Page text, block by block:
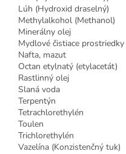
Lúh (Hydroxid draselný)
Methylalkohol (Methanol)
Minerálny olej
Mydlové čistiace prostriedky
Nafta, mazut
Octan etylnatý (etylacetát)
Rastlinný olej
Slaná voda
Terpentýn
Tetrachlorethylén
Toulen
Trichlorethylén
Vazelína (Konzistenčný tuk)